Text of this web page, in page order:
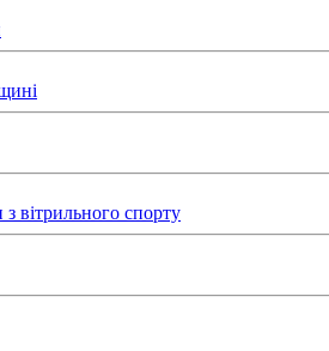
вітрильного спорту